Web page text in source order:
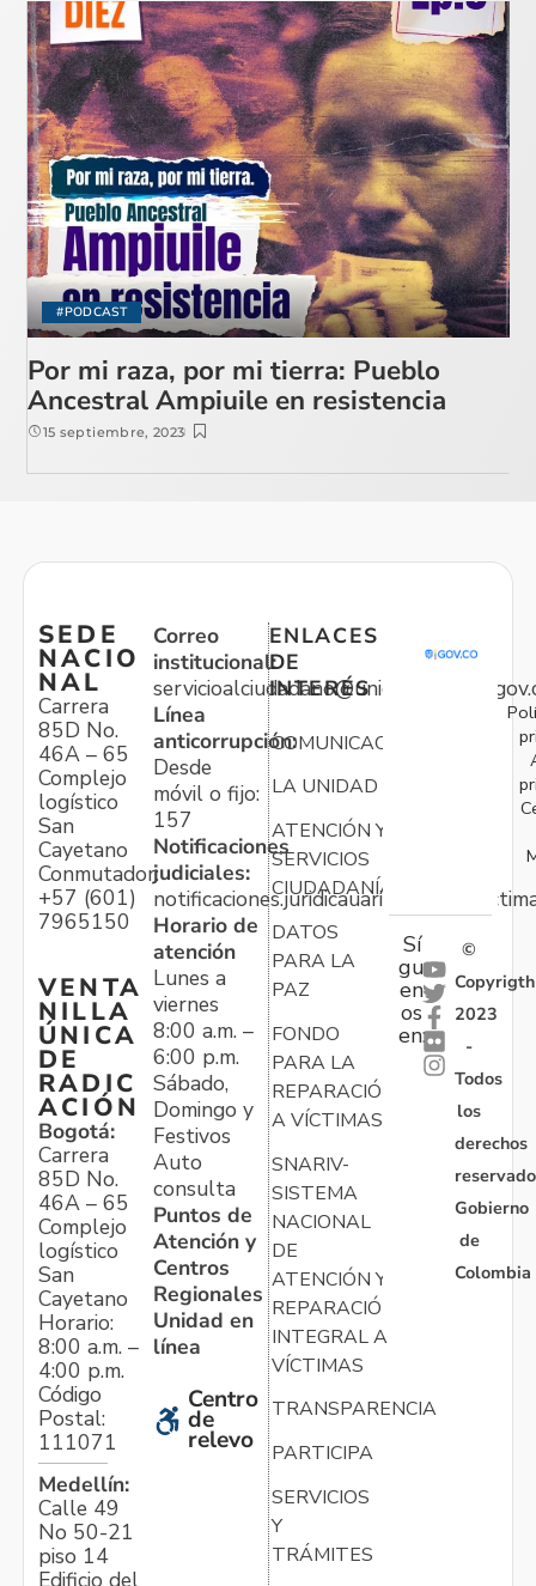
#PODCAST
Por mi raza, por mi tierra: Pueblo
Ancestral Ampiuile en resistencia
15 septiembre, 2023
SEDE
NACIO
NAL
Carrera
85D No.
46A – 65
Complejo
logístico
San
Cayetano
Conmutador:
+57 (601)
7965150
VENTA
NILLA
ÚNICA
DE
RADIC
ACIÓN
Bogotá:
Carrera
85D No.
46A – 65
Complejo
logístico
San
Cayetano
Horario:
8:00 a.m. –
4:00 p.m.
Código
Postal:
111071
Medellín:
Calle 49
No 50-21
piso 14
Correo
institucional:
Línea
anticorrupción:
Desde
móvil o fijo:
157
Notificaciones
judiciales:
Horario de
atención
Lunes a
viernes
8:00 a.m. –
6:00 p.m.
Sábado,
Domingo y
Festivos
Auto
consulta
Puntos de
Atención y
Centros
Regionales
Unidad en
línea
Centro
de
relevo
ENLACES
DE
INTERÉS
COMUNICACIONES
LA UNIDAD
ATENCIÓN Y
SERVICIOS
CIUDADANÍA
DATOS
PARA LA
PAZ
FONDO
PARA LA
REPARACIÓN
A VÍCTIMAS
SNARIV-
SISTEMA
NACIONAL
DE
ATENCIÓN Y
REPARACIÓN
INTEGRAL A
VÍCTIMAS
TRANSPARENCIA
PARTICIPA
SERVICIOS
Y
TRÁMITES
Sí
gu
en
os
en:
©
Copyrigth
2023
-
Todos
los
derechos
Gobierno
de
Colombia